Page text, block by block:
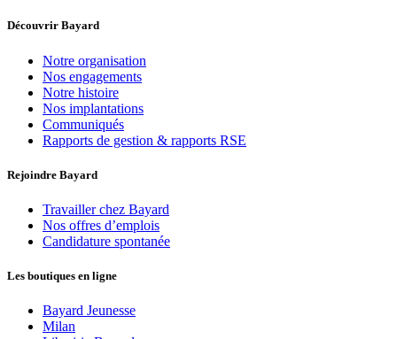
Découvrir Bayard
Notre organisation
Nos engagements
Notre histoire
Nos implantations
Communiqués
Rapports de gestion & rapports RSE
Rejoindre Bayard
Travailler chez Bayard
Nos offres d’emplois
Candidature spontanée
Les boutiques en ligne
Bayard Jeunesse
Milan